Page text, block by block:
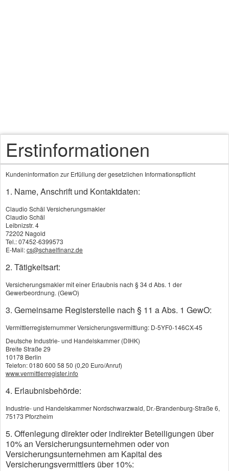
Versicherungen eingehen.
Diese Annahmebedingungen unterscheiden sich von Versicherung zu
Versicherungsantrag sichtbar. Aber was die jeweilige Gesellschaft dann
macht, bleibt Ihnen verborgen. Wie auch vielen Versicherungsvermittlern
die meist nur mit einer oder wenigen Gesellschaften Erfahrungen haben.
Die Annahmebedingungen werden leider auch nur von den wenigsten
Versicherungen veröffentlicht. Wodurch die Erfahrung eines Vermittlers
für Sie sehr wichtig wird. Einfach um Ablehnungen, Erschwernisse und
auch besonders die Anforderung von Befundberichten zu vermeiden.
nie genau wissen, was drin stehen wird.
die Gesellschaft veranlasst Ihren Antrag abzulehnen. Und wie schon
gesagt, entsteht dadurch das Risiko auch von anderen Versicherungen
abgelehnt zu werden, weil diese wiederum in Ihren Anträgen danach
fragen, ob bereits ein Antrag abgelehnt wurde.
Erstinformationen
Kundeninformation zur Erfüllung der gesetzlichen Informationspflicht
1. Name, Anschrift und Kontaktdaten:
Claudio Schäl Versicherungsmakler
Claudio Schäl
Leibnizstr. 4
72202 Nagold
Tel.: 07452-6399573
E-Mail:cs@schaelfinanz.de
2. Tätigkeitsart:
Versicherungsmakler mit einer Erlaubnis nach § 34 d Abs. 1 der
Gewerbeordnung. (GewO)
3. Gemeinsame Registerstelle nach § 11 a Abs. 1 GewO:
Vermittlerregisternummer Versicherungsvermittlung: D-5YF0-146CX-45
Deutsche Industrie- und Handelskammer (DIHK)
Breite Straße 29
10178 Berlin
Telefon: 0180 600 58 50 (0,20 Euro/Anruf)
www.vermittlerregister.info
4. Erlaubnisbehörde:
Industrie- und Handelskammer Nordschwarzwald, Dr.-Brandenburg-Straße 6,
75173 Pforzheim
5. Offenlegung direkter oder indirekter Beteiligungen über
10% an Versicherungsunternehmen oder von
Versicherungsunternehmen am Kapital des
Versicherungsvermittlers über 10%: